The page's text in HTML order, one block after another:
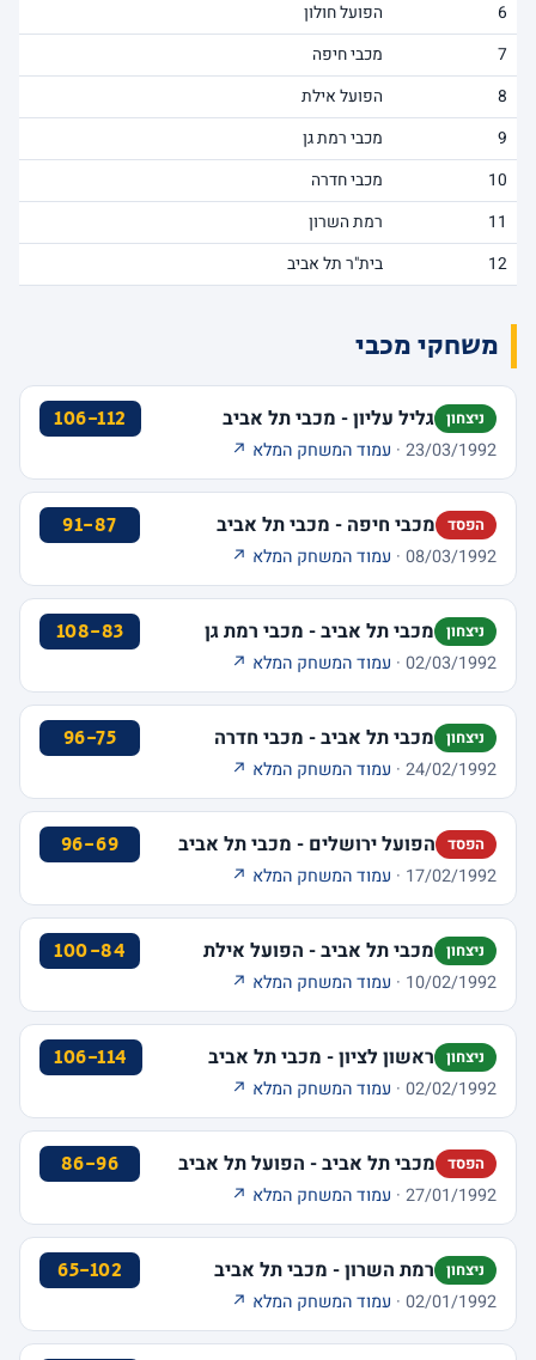
6
הפועל חולון
7
מכבי חיפה
8
הפועל אילת
9
מכבי רמת גן
10
מכבי חדרה
11
רמת השרון
12
בית"ר תל אביב
משחקי מכבי
ניצחון גליל עליון - מכבי תל אביב 106-112
23/03/1992 · עמוד המשחק המלא ↗
הפסד מכבי חיפה - מכבי תל אביב 91-87
08/03/1992 · עמוד המשחק המלא ↗
ניצחון מכבי תל אביב - מכבי רמת גן 108-83
02/03/1992 · עמוד המשחק המלא ↗
ניצחון מכבי תל אביב - מכבי חדרה 96-75
24/02/1992 · עמוד המשחק המלא ↗
הפסד הפועל ירושלים - מכבי תל אביב 96-69
17/02/1992 · עמוד המשחק המלא ↗
ניצחון מכבי תל אביב - הפועל אילת 100-84
10/02/1992 · עמוד המשחק המלא ↗
ניצחון ראשון לציון - מכבי תל אביב 106-114
02/02/1992 · עמוד המשחק המלא ↗
הפסד מכבי תל אביב - הפועל תל אביב 86-96
27/01/1992 · עמוד המשחק המלא ↗
ניצחון רמת השרון - מכבי תל אביב 65-102
02/01/1992 · עמוד המשחק המלא ↗